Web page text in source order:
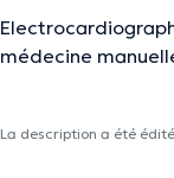
médecine
La description a été